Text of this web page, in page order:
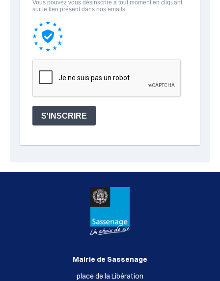
Mairie de Sassenage
place de la Libération